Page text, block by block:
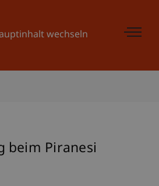
wechseln
beim Piranesi